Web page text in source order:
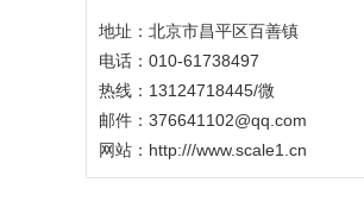
地址：北京市昌平区百善镇
电话：010-61738497
热线：13124718445/微
邮件：376641102@qq.com
网站： http:///www.scale1.cn